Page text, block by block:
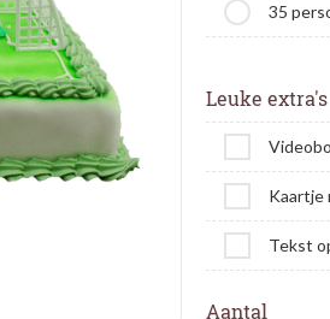
35
Leuke extra's
Kaartje
Tekst
Aantal